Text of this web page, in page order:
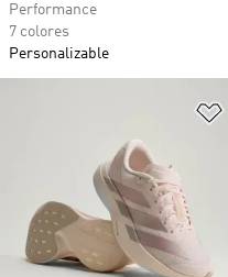
Performance
7 colores
Personalizable